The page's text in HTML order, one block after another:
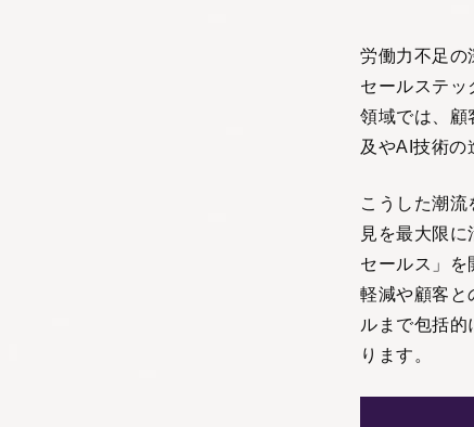
労働力不足の
セールステッ
領域では、顧
及やAI技術の
こうした潮
見を最大限
セールス」を
軽減や顧客と
ルまで包括
ります。